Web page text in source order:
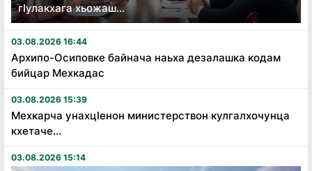
гӏулакхага хьожаш...
03.08.2026 16:44
Архипо-Осиповке байнача наьха дезалашка кодам
бийцар Мехкадас
03.08.2026 15:39
Мехкарча унахцӏенон министерствон кулгалхочунца
кхетаче...
03.08.2026 15:14